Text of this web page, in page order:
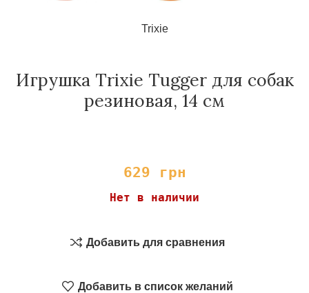
Trixie
Игрушка Trixie Tugger для собак
резиновая, 14 см
629 грн
Нет в наличии
Добавить для сравнения
Добавить в список желаний